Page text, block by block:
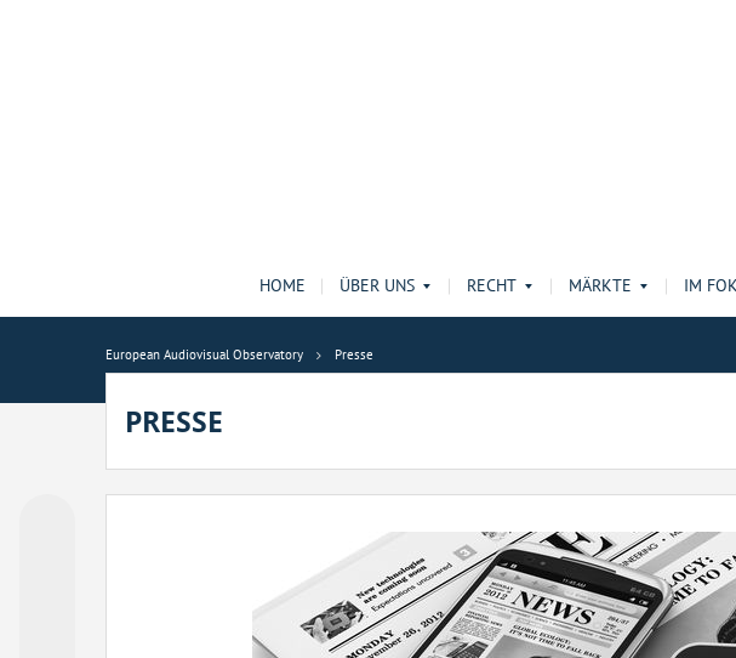
HOME ÜBER UNS RECHT MÄRKTE IM
European Audiovisual Observatory Presse
PRESSE